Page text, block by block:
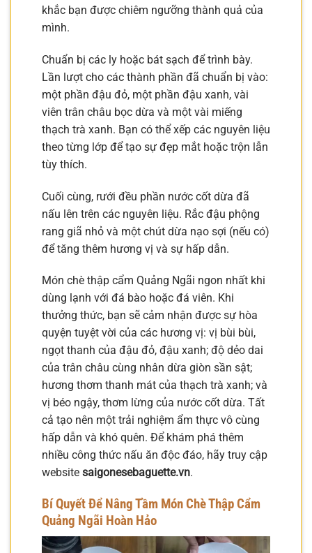
khắc bạn được chiêm ngưỡng thành quả của
mình.
Chuẩn bị các ly hoặc bát sạch để trình bày.
Lần lượt cho các thành phần đã chuẩn bị vào:
một phần đậu đỏ, một phần đậu xanh, vài
viên trân châu bọc dừa và một vài miếng
thạch trà xanh. Bạn có thể xếp các nguyên liệu
theo từng lớp để tạo sự đẹp mắt hoặc trộn lẫn
tùy thích.
Cuối cùng, rưới đều phần nước cốt dừa đã
nấu lên trên các nguyên liệu. Rắc đậu phộng
rang giã nhỏ và một chút dừa nạo sợi (nếu có)
để tăng thêm hương vị và sự hấp dẫn.
Món chè thập cẩm Quảng Ngãi ngon nhất khi
dùng lạnh với đá bào hoặc đá viên. Khi
thưởng thức, bạn sẽ cảm nhận được sự hòa
quyện tuyệt vời của các hương vị: vị bùi bùi,
ngọt thanh của đậu đỏ, đậu xanh; độ dẻo dai
của trân châu cùng nhân dừa giòn sần sật;
hương thơm thanh mát của thạch trà xanh; và
vị béo ngậy, thơm lừng của nước cốt dừa. Tất
cả tạo nên một trải nghiệm ẩm thực vô cùng
hấp dẫn và khó quên. Để khám phá thêm
nhiều công thức nấu ăn độc đáo, hãy truy cập
website saigonesebaguette.vn.
Bí Quyết Để Nâng Tầm Món Chè Thập Cẩm
Quảng Ngãi Hoàn Hảo